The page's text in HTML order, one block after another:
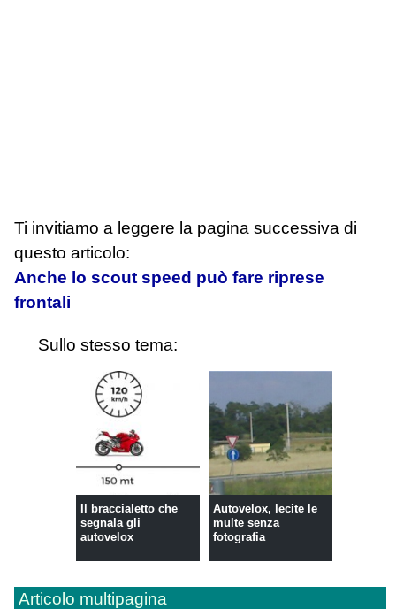
Ti invitiamo a leggere la pagina successiva di
questo articolo:
Anche lo scout speed può fare riprese
frontali
Sullo stesso tema:
Il braccialetto che
segnala gli
autovelox
Autovelox, lecite le
multe senza
fotografia
Articolo multipagina